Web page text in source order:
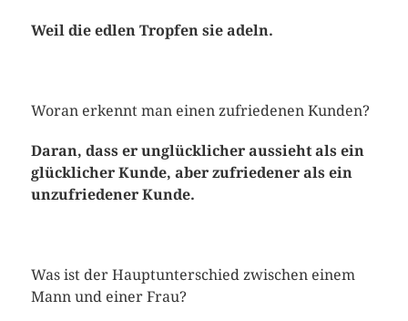
Weil die edlen Tropfen sie adeln.
Woran erkennt man einen zufriedenen Kunden?
Daran, dass er unglücklicher aussieht als ein
glücklicher Kunde, aber zufriedener als ein
unzufriedener Kunde.
Was ist der Hauptunterschied zwischen einem
Mann und einer Frau?